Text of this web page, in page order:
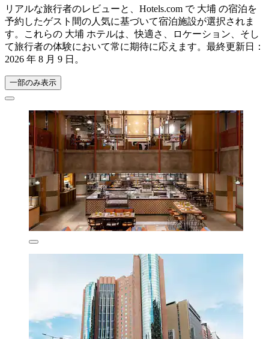
リアルな旅行者のレビューと、Hotels.com で 大埔 の宿泊を
予約したゲスト間の人気に基づいて宿泊施設が選択されま
す。これらの 大埔 ホテルは、快適さ、ロケーション、そし
て旅行者の体験において常に期待に応えます。最終更新日：
2026 年 8 月 9 日 。
一部のみ表示